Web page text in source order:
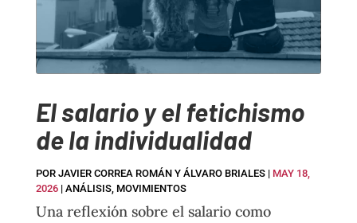
El salario y el fetichismo
de la individualidad
POR JAVIER CORREA ROMÁN Y ÁLVARO BRIALES| MAY 18,
2026| ANÁLISIS, MOVIMIENTOS
Una reflexión sobre el salario como